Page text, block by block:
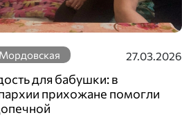
27.03.2026
для бабушки: в
прихожане помогли